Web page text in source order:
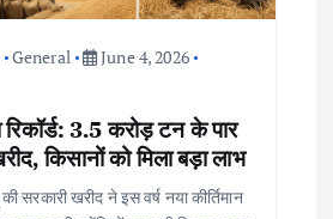
General
June 4, 2026
3.5 करोड़ टन के पार
किसानों को मिला बड़ा लाभ
सरकारी खरीद ने इस वर्ष नया कीर्तिमान